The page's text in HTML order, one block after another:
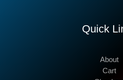
Quick
About
Cart